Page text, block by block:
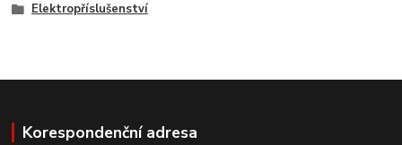
Elektropříslušenství
Korespondenční adresa